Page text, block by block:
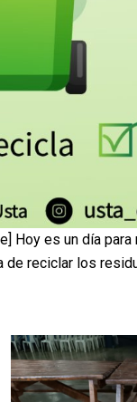
Hoy es un día
de reciclar los